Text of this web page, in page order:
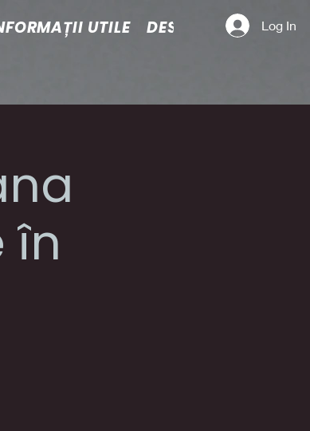
Log In
UTILE DESPRE NOI
în